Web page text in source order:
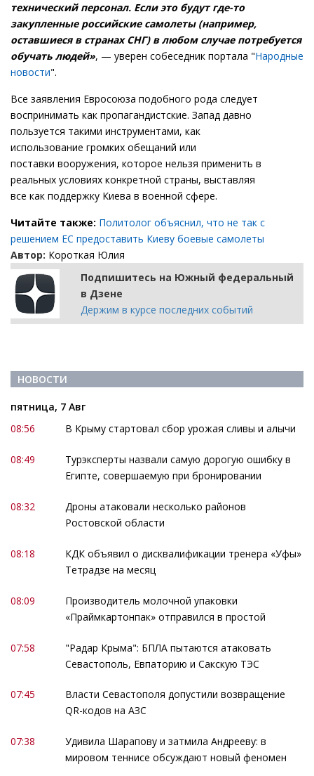
технический персонал. Если это будут где-то
закупленные российские самолеты (например,
оставшиеся в странах СНГ) в любом случае потребуется
обучать людей», — уверен собеседник портала "Народные
новости".
Все заявления Евросоюза подобного рода следует
воспринимать как пропагандистские. Запад давно
пользуется такими инструментами, как
использование громких обещаний или
поставки вооружения, которое нельзя применить в
реальных условиях конкретной страны, выставляя
все как поддержку Киева в военной сфере.
Читайте также: Политолог объяснил, что не так с
решением ЕС предоставить Киеву боевые самолеты
Автор: Короткая Юлия
Подпишитесь на Южный федеральный
в Дзене
Держим в курсе последних событий
НОВОСТИ
пятница, 7 Авг
08:56
В Крыму стартовал сбор урожая сливы и алычи
08:49
Турэксперты назвали самую дорогую ошибку в
Египте, совершаемую при бронировании
08:32
Дроны атаковали несколько районов
Ростовской области
08:18
КДК объявил о дисквалификации тренера «Уфы»
Тетрадзе на месяц
08:09
Производитель молочной упаковки
«Праймкартонпак» отправился в простой
07:58
"Радар Крыма": БПЛА пытаются атаковать
Севастополь, Евпаторию и Сакскую ТЭС
07:45
Власти Севастополя допустили возвращение
QR-кодов на АЗС
07:38
Удивила Шарапову и затмила Андрееву: в
мировом теннисе обсуждают новый феномен